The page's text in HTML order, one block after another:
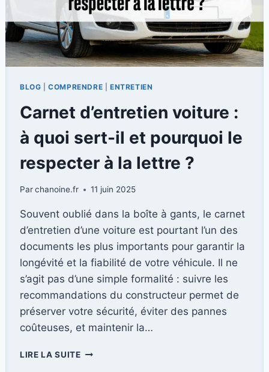
BLOG |COMPRENDRE ENTRETIEN
Carnet d’entretien voiture :
à quoi sert-il et pourquoi le
respecter à la lettre ?
Parchanoine.fr 11 juin 2025
Souvent oublié dans la boîte à gants, le carnet
d’entretien d’une voiture est pourtant l’un des
documents les plus importants pour garantir la
longévité et la fiabilité de votre véhicule. Il ne
s’agit pas d’une simple formalité : suivre les
recommandations du constructeur permet de
préserver votre sécurité, éviter des pannes
coûteuses, et maintenir la…
LIRE LA SUITECARNET